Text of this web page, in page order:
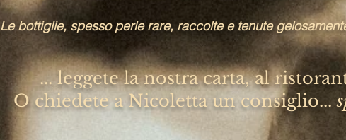
Le bottiglie, spesso perle rare, raccolte e tenute
... leggete la nostra carta, al
O chiedete a Nicoletta un consiglio...